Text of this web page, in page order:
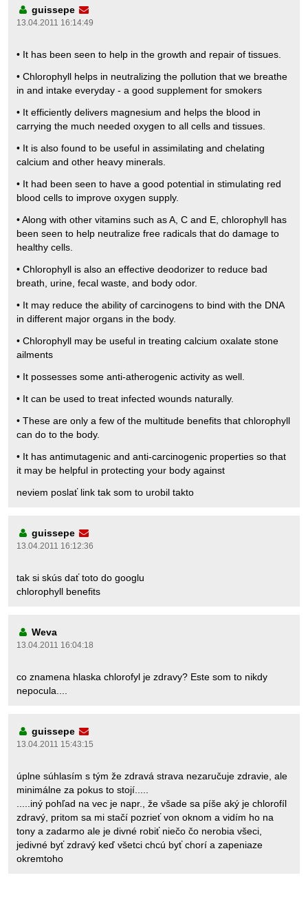
guissepe
13.04.2011 16:14:49
• It has been seen to help in the growth and repair of tissues.
• Chlorophyll helps in neutralizing the pollution that we breathe
in and intake everyday - a good supplement for smokers
• It efficiently delivers magnesium and helps the blood in
carrying the much needed oxygen to all cells and tissues.
• It is also found to be useful in assimilating and chelating
calcium and other heavy minerals.
• It had been seen to have a good potential in stimulating red
blood cells to improve oxygen supply.
• Along with other vitamins such as A, C and E, chlorophyll has
been seen to help neutralize free radicals that do damage to
healthy cells.
• Chlorophyll is also an effective deodorizer to reduce bad
breath, urine, fecal waste, and body odor.
• It may reduce the ability of carcinogens to bind with the DNA
in different major organs in the body.
• Chlorophyll may be useful in treating calcium oxalate stone
ailments
• It possesses some anti-atherogenic activity as well.
• It can be used to treat infected wounds naturally.
• These are only a few of the multitude benefits that chlorophyll
can do to the body.
• It has antimutagenic and anti-carcinogenic properties so that
it may be helpful in protecting your body against
neviem poslať link tak som to urobil takto
guissepe
13.04.2011 16:12:36
tak si skús dať toto do googlu
chlorophyll benefits
Weva
13.04.2011 16:04:18
co znamena hlaska chlorofyl je zdravy? Este som to nikdy
nepocula....
guissepe
13.04.2011 15:43:15
úplne súhlasím s tým že zdravá strava nezaručuje zdravie, ale
minimálne za pokus to stojí.....
.....iný pohľad na vec je napr., že všade sa píše aký je chlorofíl
zdravý, pritom sa mi stačí pozrieť von oknom a vidím ho na
tony a zadarmo ale je divné robiť niečo čo nerobia všeci,
jedivné byť zdravý keď všetci chcú byť chorí a zapeniaze
okremtoho